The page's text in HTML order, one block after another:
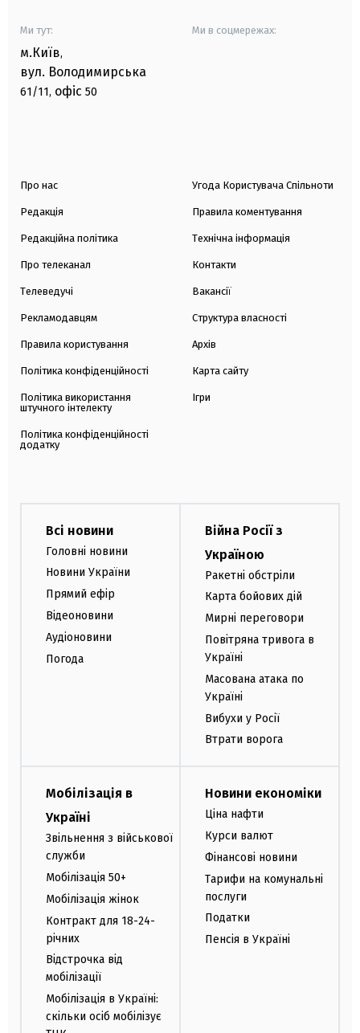
Ми тут:
м.Київ,
вул. Володимирська
61/11, офіс 50
Ми в соцмережах:
Про нас
Редакція
Редакційна політика
Про телеканал
Телеведучі
Рекламодавцям
Правила користування
Політика конфіденційності
Політика використання
штучного інтелекту
Політика конфіденційності
додатку
Угода Користувача Спільноти
Правила коментування
Технічна інформація
Контакти
Вакансії
Структура власності
Архів
Карта сайту
Ігри
Всі новини
Головні новини
Новини України
Прямий ефір
Відеоновини
Аудіоновини
Погода
Війна Росії з
Україною
Ракетні обстріли
Карта бойових дій
Мирні переговори
Повітряна тривога в
Україні
Масована атака по
Україні
Вибухи у Росії
Втрати ворога
Мобілізація в
Україні
Звільнення з військової
служби
Мобілізація 50+
Мобілізація жінок
Контракт для 18-24-
річних
Відстрочка від
мобілізації
Мобілізація в Україні:
скільки осіб мобілізує
Новини економіки
Ціна нафти
Курси валют
Фінансові новини
Тарифи на комунальні
послуги
Податки
Пенсія в Україні